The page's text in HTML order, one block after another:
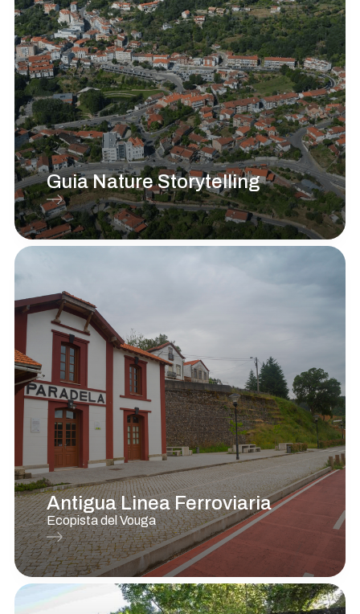
Guia Nature Storytelling
Antigua Linea Ferroviaria
Ecopista del Vouga